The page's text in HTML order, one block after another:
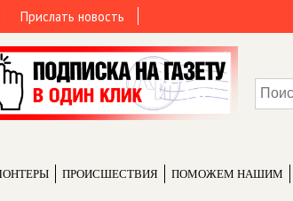
Прислать новость
ПРОИCШЕСТВИЯ ПОМОЖЕМ НАШИМ